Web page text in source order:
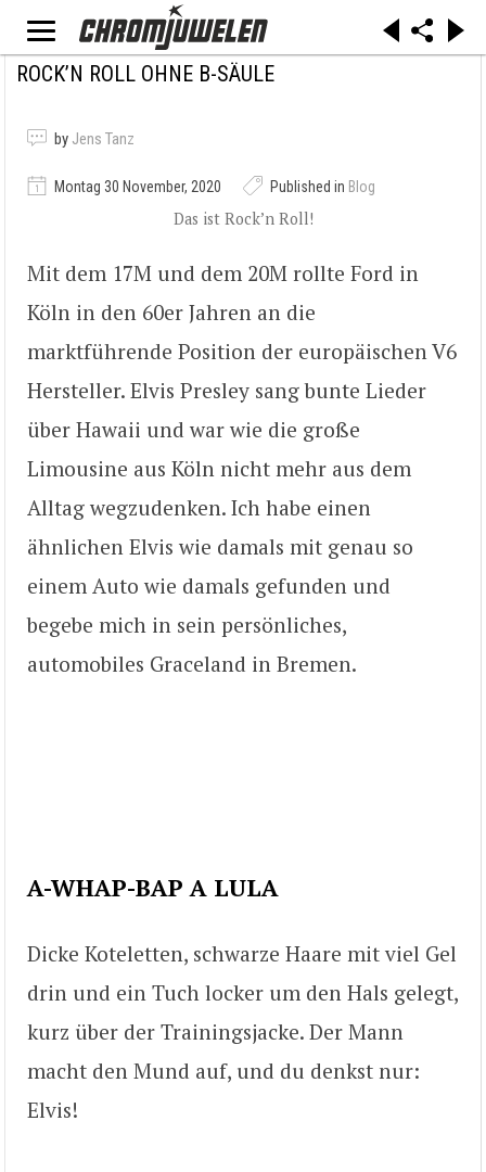
ROCK’N ROLL OHNE B-SÄULE
by Jens Tanz
Montag 30 November, 2020 Published in Blog
Das ist Rock’n Roll!
Mit dem 17M und dem 20M rollte Ford in
Köln in den 60er Jahren an die
marktführende Position der europäischen V6
Hersteller. Elvis Presley sang bunte Lieder
über Hawaii und war wie die große
Limousine aus Köln nicht mehr aus dem
Alltag wegzudenken. Ich habe einen
ähnlichen Elvis wie damals mit genau so
einem Auto wie damals gefunden und
begebe mich in sein persönliches,
automobiles Graceland in Bremen.
A-WHAP-BAP A LULA
Dicke Koteletten, schwarze Haare mit viel Gel
drin und ein Tuch locker um den Hals gelegt,
kurz über der Trainingsjacke. Der Mann
macht den Mund auf, und du denkst nur:
Elvis!